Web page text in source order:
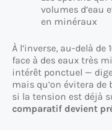
volumes d’eau
en minéraux
À l’inverse, au-delà
face à des eaux très
intérêt ponctuel —
mais qu’on évitera
si la tension est déjà
comparatif devient